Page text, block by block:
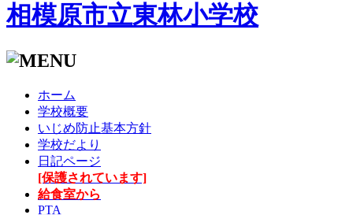
相模原市立東林小学校
ホーム
学校概要
いじめ防止基本方針
学校だより
日記ページ
[保護されています]
給食室から
PTA